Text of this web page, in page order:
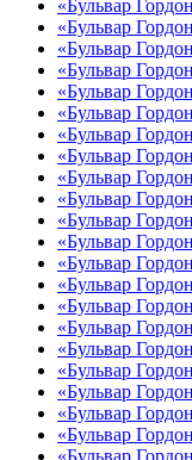
«Бульвар
«Бульвар
«Бульвар
«Бульвар
«Бульвар
«Бульвар
«Бульвар
«Бульвар
«Бульвар
«Бульвар
«Бульвар
«Бульвар
«Бульвар
«Бульвар
«Бульвар
«Бульвар
«Бульвар
«Бульвар
«Бульвар
«Бульвар
«Бульвар
«Бульвар